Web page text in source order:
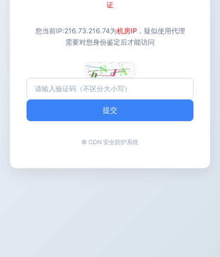
证
您当前IP:216.73.216.74为机房IP ，疑似使用代理
需要对您身份鉴定后才能访问
提交
© CDN 安全防护系统